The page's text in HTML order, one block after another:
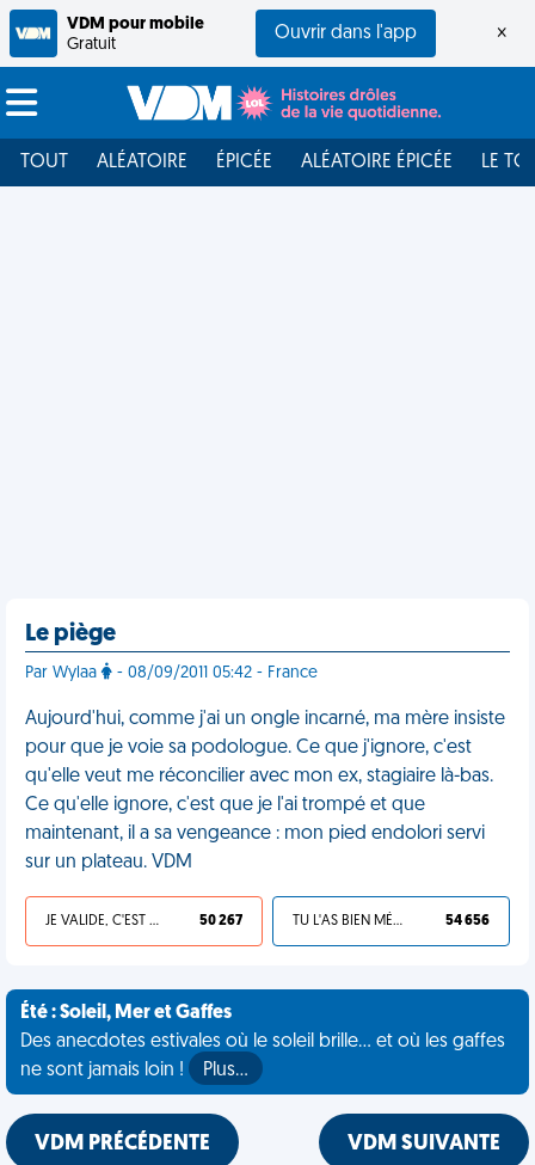
VDM pour mobile
Gratuit
Ouvrir dans l'app ×
TOUT ALÉATOIRE ÉPICÉE ALÉATOIRE ÉPICÉE LE
Le piège
Par Wylaa - 08/09/2011 05:42 - France
Aujourd'hui, comme j'ai un ongle incarné, ma mère insiste
pour que je voie sa podologue. Ce que j'ignore, c'est
qu'elle veut me réconcilier avec mon ex, stagiaire là-bas.
Ce qu'elle ignore, c'est que je l'ai trompé et que
maintenant, il a sa vengeance : mon pied endolori servi
sur un plateau. VDM
JE VALIDE, C'EST UNE VDM 50 267 TU L'AS BIEN MÉRITÉ 54 656
Été : Soleil, Mer et Gaffes
Des anecdotes estivales où le soleil brille... et où les gaffes
ne sont jamais loin !
Plus…
VDM PRÉCÉDENTE VDM SUIVANTE